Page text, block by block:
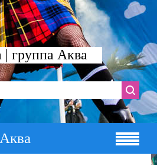
| группа Аква